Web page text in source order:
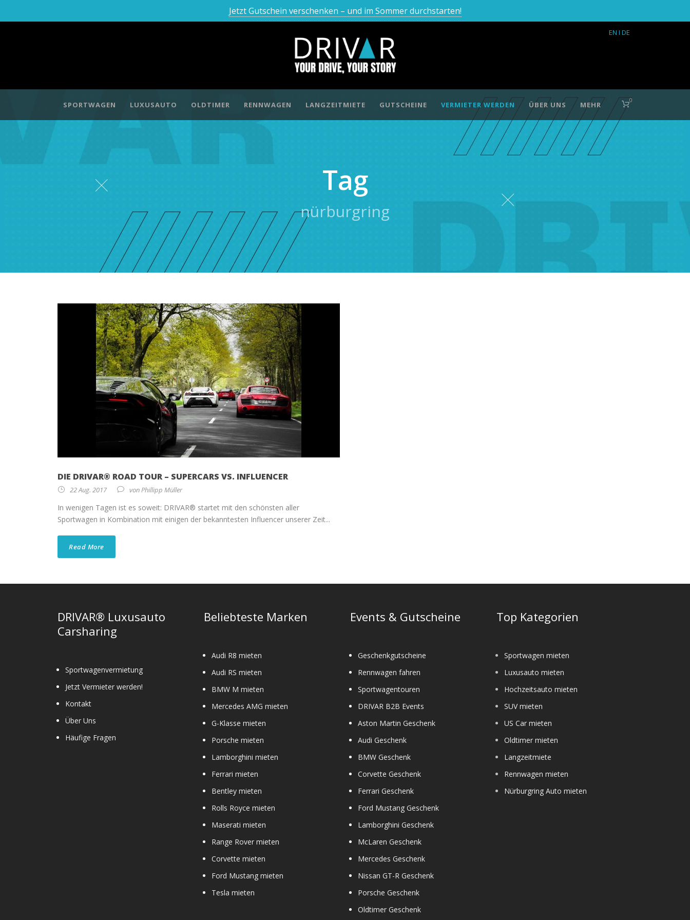
Jetzt Gutschein verschenken – und im Sommer durchstarten!
EN I DE
SPORTWAGEN LUXUSAUTO OLDTIMER RENNWAGEN LANGZEITMIETE GUTSCHEINE VERMIETER WERDEN ÜBER UNS MEHR 0
Tag
nürburgring
DIE DRIVAR® ROAD TOUR – SUPERCARS VS. INFLUENCER
22 Aug. 2017 vonPhillipp Müller
In wenigen Tagen ist es soweit: DRIVAR® startet mit den schönsten aller
Sportwagen in Kombination mit einigen der bekanntesten Influencer unserer Zeit...
Read More
DRIVAR® Luxusauto
Carsharing
Sportwagenvermietung
Jetzt Vermieter werden!
Kontakt
Über Uns
Häufige Fragen
Beliebteste Marken
Audi R8 mieten
Audi RS mieten
BMW M mieten
Mercedes AMG mieten
G-Klasse mieten
Porsche mieten
Lamborghini mieten
Ferrari mieten
Bentley mieten
Rolls Royce mieten
Maserati mieten
Range Rover mieten
Corvette mieten
Ford Mustang mieten
Tesla mieten
Events & Gutscheine
Geschenkgutscheine
Rennwagen fahren
Sportwagentouren
DRIVAR B2B Events
Aston Martin Geschenk
Audi Geschenk
BMW Geschenk
Corvette Geschenk
Ferrari Geschenk
Ford Mustang Geschenk
Lamborghini Geschenk
McLaren Geschenk
Mercedes Geschenk
Nissan GT-R Geschenk
Porsche Geschenk
Oldtimer Geschenk
Top Kategorien
Sportwagen mieten
Luxusauto mieten
Hochzeitsauto mieten
SUV mieten
US Car mieten
Oldtimer mieten
Langzeitmiete
Rennwagen mieten
Nürburgring Auto mieten